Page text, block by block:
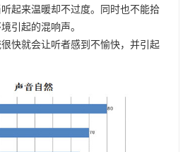
起来温暖却不过度。同时也不能拾
引起的混响声。
就会让听者感到不愉快，并引起